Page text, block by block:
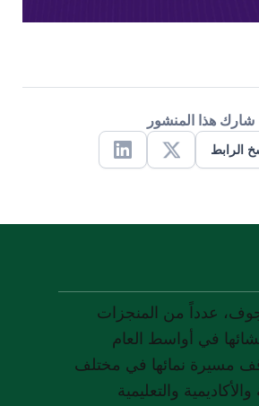
شارك هذا المنشور
الرابط
X
Linkedin
عدداً من المنجزات
في أواسط العام
تتوقف مسيرة نمائها في مختلف
والأكاديمية والتعليمية